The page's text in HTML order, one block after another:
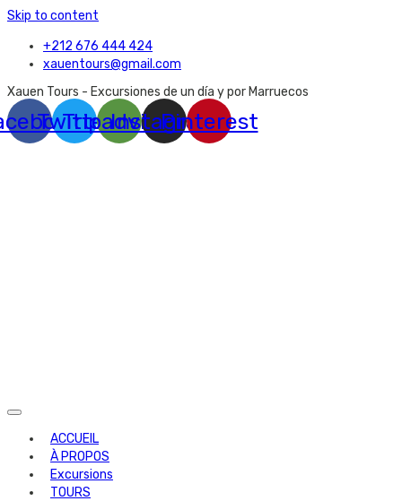
Skip to content
+212 676 444 424
xauentours@gmail.com
Xauen Tours - Excursiones de un día y por Marruecos
Twitter
Tripadvisor
Instagram
Pinterest
ACCUEIL
À PROPOS
Excursions
TOURS